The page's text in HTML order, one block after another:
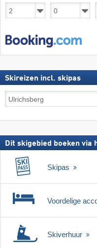
Skireizen incl. skipas
Skireizen
incl.
Dit skigebied boeken via
Skipas
Voordelige
Skiverhuur